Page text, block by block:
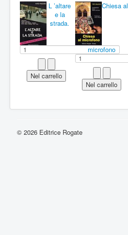
L ’altare
e la
strada.
Chiesa al
microfono
© 2026 Editrice Rogate